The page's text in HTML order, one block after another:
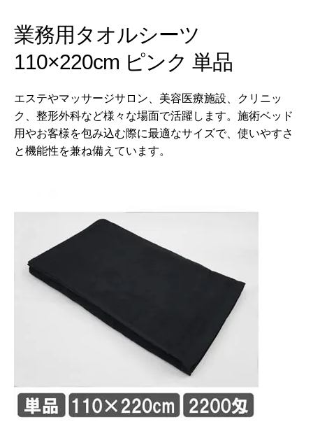
業務用タオルシーツ
110×220cm ピンク 単品
エステやマッサージサロン、美容医療施設、クリニッ
ク、整形外科など様々な場面で活躍します。施術ベッド
用やお客様を包み込む際に最適なサイズで、使いやすさ
と機能性を兼ね備えています。